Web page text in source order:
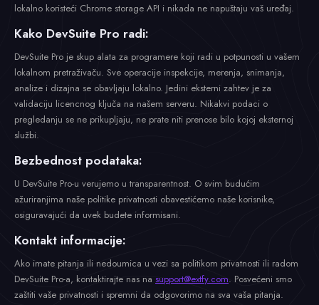
lokalno koristeći Chrome storage API i nikada ne napuštaju vaš uređaj.
Kako DevSuite Pro radi:
DevSuite Pro je skup alata za programere koji radi u potpunosti u vašem
lokalnom pretraživaču. Sve operacije inspekcije, merenja, snimanja,
analize i dizajna se obavljaju lokalno. Jedini eksterni zahtev je za
validaciju licencnog ključa na našem serveru. Nikakvi podaci o
pregledanju se ne prikupljaju, ne prate niti prenose bilo kojoj eksternoj
službi.
Bezbednost podataka:
U DevSuite Pro-u verujemo u transparentnost. O svim budućim
ažuriranjima naše politike privatnosti obavestićemo naše korisnike,
osiguravajući da uvek budete informisani.
Kontakt informacije:
Ako imate pitanja ili nedoumica u vezi sa politikom privatnosti ili radom
DevSuite Pro-a, kontaktirajte nas na support@extfy.com. Posvećeni smo
zaštiti vaše privatnosti i spremni da odgovorimo na sva vaša pitanja.